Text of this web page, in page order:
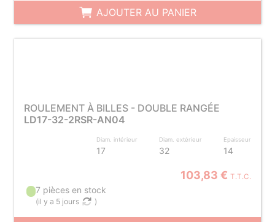
AJOUTER AU PANIER
ROULEMENT À BILLES - DOUBLE RANGÉE
LD17-32-2RSR-AN04
Diam. intérieur
17
Diam. extérieur
32
Epaisseur
14
103,83 € T.T.C.
7 pièces en stock
(il y a 5 jours )